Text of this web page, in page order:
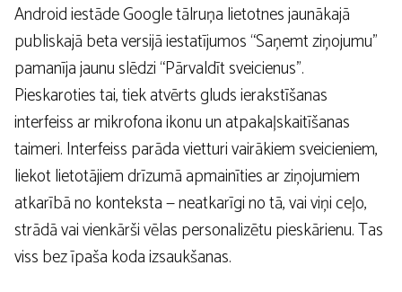
Android iestāde Google tālruņa lietotnes jaunākajā
publiskajā beta versijā iestatījumos “Saņemt ziņojumu”
pamanīja jaunu slēdzi “Pārvaldīt sveicienus”.
Pieskaroties tai, tiek atvērts gluds ierakstīšanas
interfeiss ar mikrofona ikonu un atpakaļskaitīšanas
taimeri. Interfeiss parāda vietturi vairākiem sveicieniem,
liekot lietotājiem drīzumā apmainīties ar ziņojumiem
atkarībā no konteksta — neatkarīgi no tā, vai viņi ceļo,
strādā vai vienkārši vēlas personalizētu pieskārienu. Tas
viss bez īpaša koda izsaukšanas.